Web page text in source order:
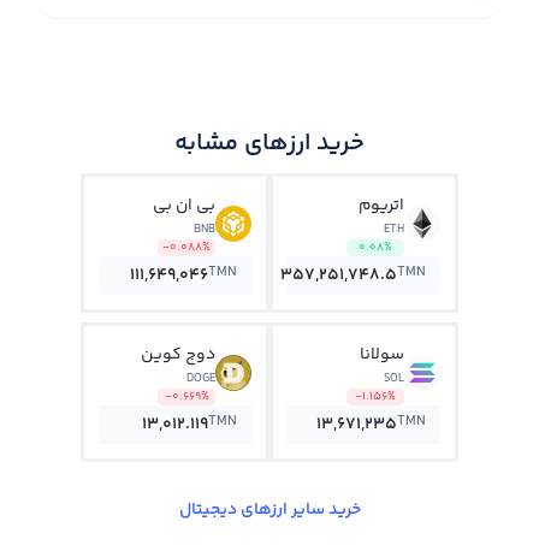
خرید ارزهای مشابه
اتریوم
ETH
0.08%
357,251,748.5TMN
بی ان بی
BNB
-0.088%
111,649,046TMN
سولانا
SOL
-1.156%
13,671,235TMN
دوج کوین
DOGE
-0.669%
13,012.119TMN
خرید سایر ارزهای دیجیتال